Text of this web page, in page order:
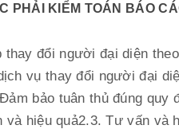
PHẢI KIỂM TOÁN BÁO
đổi người đại diện
vụ thay đổi người đại
bảo tuân thủ đúng quy
và hiệu quả2.3. Tư vấn và